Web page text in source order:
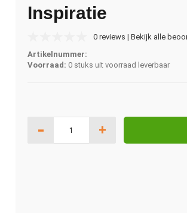
Inspiratie
0 reviews | Bekijk alle
Artikelnummer:
Voorraad: 0 stuks uit voorraad leverbaar
- +